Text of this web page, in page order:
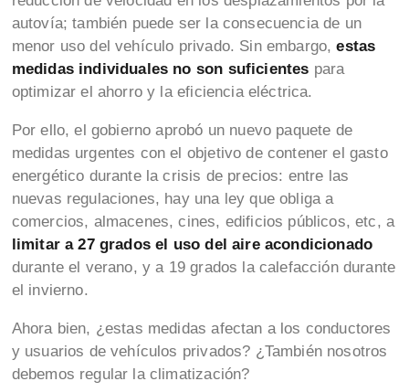
autovía; también puede ser la consecuencia de un
menor uso del vehículo privado. Sin embargo,estas
medidas individuales no son suficientes para
optimizar el ahorro y la eficiencia eléctrica.
Por ello, el gobierno aprobó un nuevo paquete de
medidas urgentes con el objetivo de contener el gasto
energético durante la crisis de precios: entre las
nuevas regulaciones, hay una ley que obliga a
comercios, almacenes, cines, edificios públicos, etc, a
limitar a 27 grados el uso del aire acondicionado
durante el verano, y a 19 grados la calefacción durante
el invierno.
Ahora bien, ¿estas medidas afectan a los conductores
y usuarios de vehículos privados? ¿También nosotros
debemos regular la climatización?